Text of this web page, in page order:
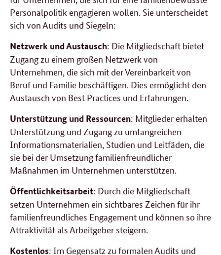
Personalpolitik engagieren wollen. Sie unterscheidet
sich von Audits und Siegeln:
Netzwerk und Austausch: Die Mitgliedschaft bietet
Zugang zu einem großen Netzwerk von
Unternehmen, die sich mit der Vereinbarkeit von
Beruf und Familie beschäftigen. Dies ermöglicht den
Austausch von Best Practices und Erfahrungen.
Unterstützung und Ressourcen: Mitglieder erhalten
Unterstützung und Zugang zu umfangreichen
Informationsmaterialien, Studien und Leitfäden, die
sie bei der Umsetzung familienfreundlicher
Maßnahmen im Unternehmen unterstützen.
Öffentlichkeitsarbeit: Durch die Mitgliedschaft
setzen Unternehmen ein sichtbares Zeichen für ihr
familienfreundliches Engagement und können so ihre
Attraktivität als Arbeitgeber steigern.
Kostenlos: Im Gegensatz zu formalen Audits und